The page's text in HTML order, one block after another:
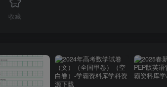
收藏